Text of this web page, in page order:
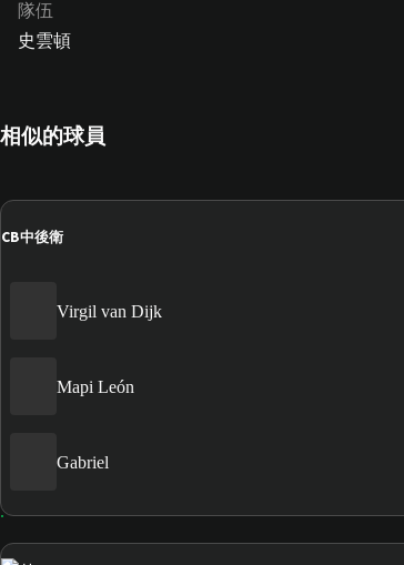
隊伍
史雲頓
相似的球員
CB中後衛
Virgil van Dijk
Mapi León
Gabriel